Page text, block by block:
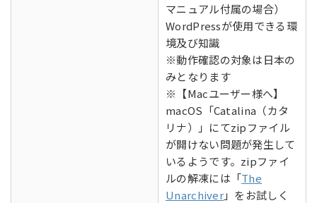
マニュアル付属の場合）
WordPressが使用できる環
境及び知識
※動作確認の対象は日本の
みとなります
※【Macユーザー様へ】
macOS「Catalina（カタ
リナ）」にてzipファイル
が開けない問題が発生して
いるようです。zipファイ
ルの解凍には「The
Unarchiver」をお試しく